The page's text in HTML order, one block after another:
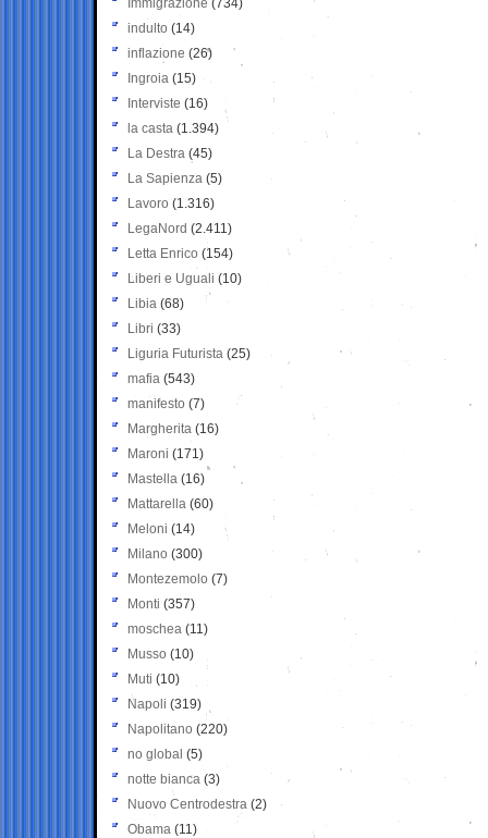
Immigrazione (734)
indulto (14)
inflazione (26)
Ingroia (15)
Interviste (16)
la casta (1.394)
La Destra (45)
La Sapienza (5)
Lavoro (1.316)
LegaNord (2.411)
Letta Enrico (154)
Liberi e Uguali (10)
Libia (68)
Libri (33)
Liguria Futurista (25)
mafia (543)
manifesto (7)
Margherita (16)
Maroni (171)
Mastella (16)
Mattarella (60)
Meloni (14)
Milano (300)
Montezemolo (7)
Monti (357)
moschea (11)
Musso (10)
Muti (10)
Napoli (319)
Napolitano (220)
no global (5)
notte bianca (3)
Nuovo Centrodestra (2)
Obama (11)